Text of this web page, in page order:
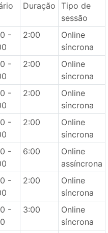
Duração Tipo de
sessão
-
2:00
Online
síncrona
-
2:00
Online
síncrona
-
2:00
Online
síncrona
-
2:00
Online
síncrona
-
6:00
Online
assíncrona
-
2:00
Online
síncrona
-
3:00
Online
síncrona